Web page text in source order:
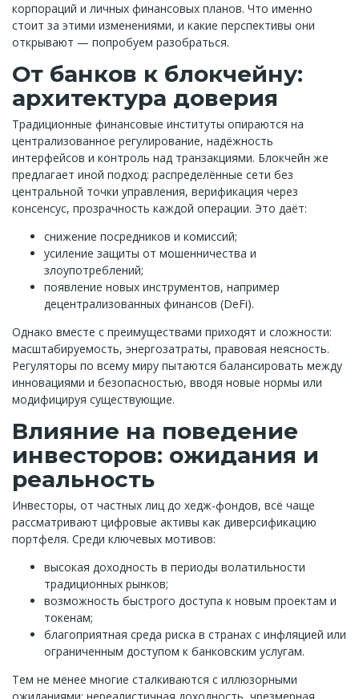
корпораций и личных финансовых планов. Что именно
стоит за этими изменениями, и какие перспективы они
открывают — попробуем разобраться.
От банков к блокчейну:
архитектура доверия
Традиционные финансовые институты опираются на
централизованное регулирование, надёжность
интерфейсов и контроль над транзакциями. Блокчейн же
предлагает иной подход: распределённые сети без
центральной точки управления, верификация через
консенсус, прозрачность каждой операции. Это даёт:
снижение посредников и комиссий;
усиление защиты от мошенничества и
злоупотреблений;
появление новых инструментов, например
децентрализованных финансов (DeFi).
Однако вместе с преимуществами приходят и сложности:
масштабируемость, энергозатраты, правовая неясность.
Регуляторы по всему миру пытаются балансировать между
инновациями и безопасностью, вводя новые нормы или
модифицируя существующие.
Влияние на поведение
инвесторов: ожидания и
реальность
Инвесторы, от частных лиц до хедж-фондов, всё чаще
рассматривают цифровые активы как диверсификацию
портфеля. Среди ключевых мотивов:
высокая доходность в периоды волатильности
традиционных рынков;
возможность быстрого доступа к новым проектам и
токенам;
благоприятная среда риска в странах с инфляцией или
ограниченным доступом к банковским услугам.
Тем не менее многие сталкиваются с иллюзорными